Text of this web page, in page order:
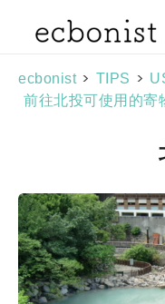
ecbonist > TIPS >
前往北投可使用的寄